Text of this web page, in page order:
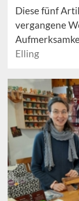
Diese fünf
vergangene
Elling